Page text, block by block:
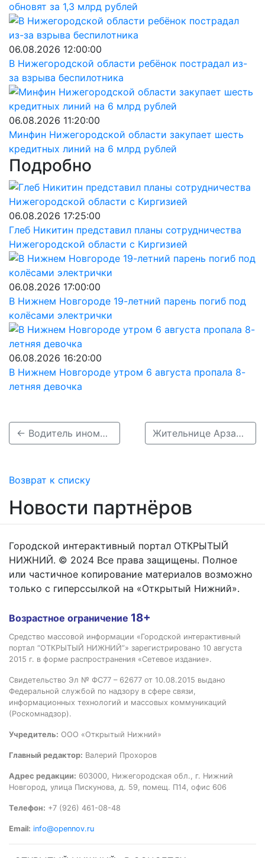
обновят за 1,3 млрд рублей
06.08.2026 12:00:00
В Нижегородской области ребёнок пострадал из-
за взрыва беспилотника
06.08.2026 11:20:00
Минфин Нижегородской области закупает шесть
кредитных линий на 6 млрд рублей
Подробно
06.08.2026 17:25:00
Глеб Никитин представил планы сотрудничества
Нижегородской области с Киргизией
06.08.2026 17:00:00
В Нижнем Новгороде 19-летний парень погиб под
колёсами электрички
06.08.2026 16:20:00
В Нижнем Новгороде утром 6 августа пропала 8-
летняя девочка
← Водитель иномарки погиб в ДТП с грузовиком на Бору Жительнице Арзамаса грозит срок за смертельное ДТП с пешеходом →
Возврат к списку
Новости партнёров
Городской интерактивный портал ОТКРЫТЫЙ
НИЖНИЙ. © 2024 Все права защищены. Полное
или частичное копирование материалов возможно
только с гиперссылкой на «Открытый Нижний».
Возрастное ограничение 18+
Средство массовой информации «Городской интерактивный
портал “ОТКРЫТЫЙ НИЖНИЙ”» зарегистрировано 10 августа
2015 г. в форме распространения «Сетевое издание».
Свидетельство Эл № ФС77 – 62677 от 10.08.2015 выдано
Федеральной службой по надзору в сфере связи,
информационных технологий и массовых коммуникаций
(Роскомнадзор).
Учредитель: ООО «Открытый Нижний»
Главный редактор: Валерий Прохоров
Адрес редакции: 603000, Нижегородская обл., г. Нижний
Новгород, улица Пискунова, д. 59, помещ. П14, офис 606
Телефон: +7 (926) 461-08-48
Email: info@opennov.ru